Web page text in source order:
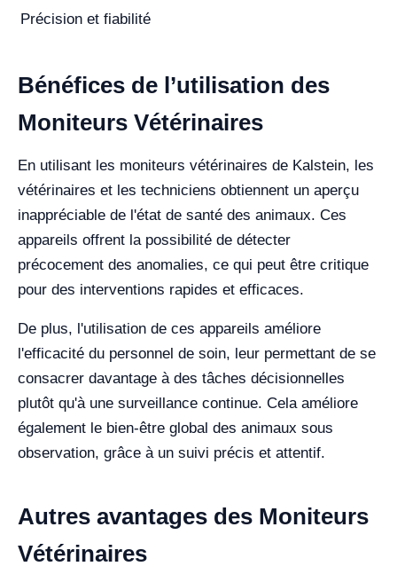
Précision et fiabilité
Bénéfices de l’utilisation des
Moniteurs Vétérinaires
En utilisant les moniteurs vétérinaires de Kalstein, les
vétérinaires et les techniciens obtiennent un aperçu
inappréciable de l'état de santé des animaux. Ces
appareils offrent la possibilité de détecter
précocement des anomalies, ce qui peut être critique
pour des interventions rapides et efficaces.
De plus, l'utilisation de ces appareils améliore
l'efficacité du personnel de soin, leur permettant de se
consacrer davantage à des tâches décisionnelles
plutôt qu'à une surveillance continue. Cela améliore
également le bien-être global des animaux sous
observation, grâce à un suivi précis et attentif.
Autres avantages des Moniteurs
Vétérinaires